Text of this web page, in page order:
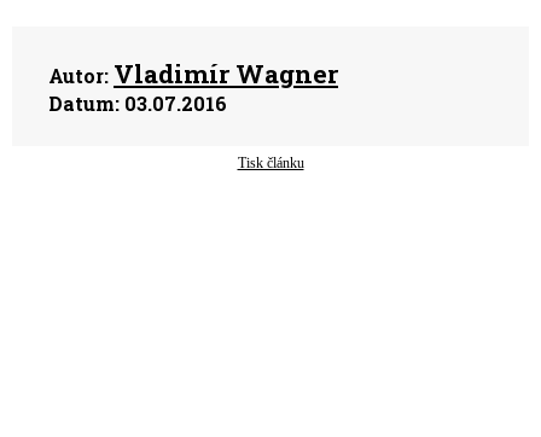
Autor: Vladimír Wagner
Datum: 03.07.2016
Tisk článku